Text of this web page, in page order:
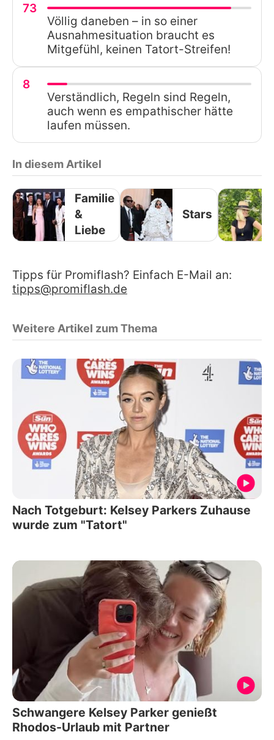
73
Völlig daneben – in so einer
Ausnahmesituation braucht es
Mitgefühl, keinen Tatort-Streifen!
8
Verständlich, Regeln sind Regeln,
auch wenn es empathischer hätte
laufen müssen.
In diesem Artikel
Familie
&
Liebe
Stars
Tipps für Promiflash? Einfach E-Mail an:
tipps@promiflash.de
Weitere Artikel zum Thema
Nach Totgeburt: Kelsey Parkers Zuhause
wurde zum "Tatort"
Schwangere Kelsey Parker genießt
Rhodos-Urlaub mit Partner